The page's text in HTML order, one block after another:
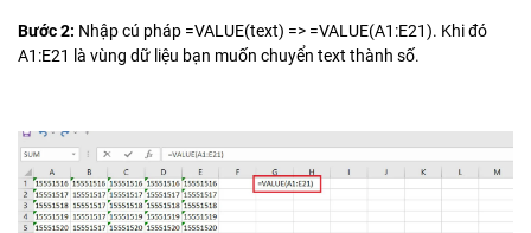
Bước 2: Nhập cú pháp =VALUE(text) => =VALUE(A1:E21). Khi đó
A1:E21 là vùng dữ liệu bạn muốn chuyển text thành số.